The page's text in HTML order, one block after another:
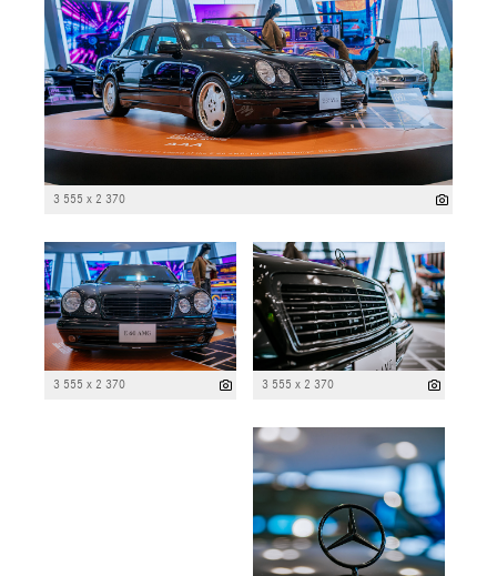
3 555 x 2 370
3 555 x 2 370 3 555 x 2 370